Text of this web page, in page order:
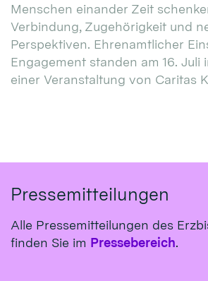
Menschen einander Zeit
Verbindung, Zugehörigkeit und
Perspektiven. Ehrenamtlicher
Engagement standen am 16. Juli
einer Veranstaltung von Caritas
Pressemitteilungen
Alle Pressemitteilungen des
finden Sie im Pressebereich.